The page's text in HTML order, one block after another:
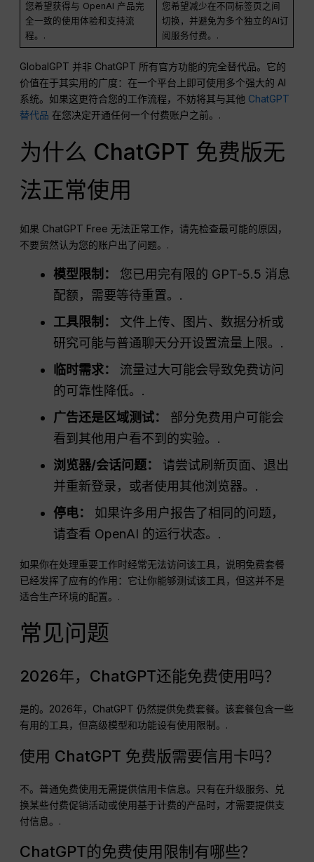
您希望获得与 OpenAI 产品完
全一致的使用体验和支持流
程。.
您希望减少在不同标签页之间
切换，并避免为多个独立的AI订
阅服务付费。.
GlobalGPT 并非 ChatGPT 所有官方功能的完全替代品。它的
价值在于其实用的广度：在一个平台上即可使用多个强大的 AI
系统。如果这更符合您的工作流程，不妨将其与其他 ChatGPT
替代品 在您决定开通任何一个付费账户之前。.
为什么 ChatGPT 免费版无
法正常使用
如果 ChatGPT Free 无法正常工作，请先检查最可能的原因，
不要贸然认为您的账户出了问题。.
模型限制：
您已用完有限的 GPT-5.5 消息
配额，需要等待重置。.
工具限制：
文件上传、图片、数据分析或
研究可能与普通聊天分开设置流量上限。.
临时需求：
流量过大可能会导致免费访问
的可靠性降低。.
广告还是区域测试：
部分免费用户可能会
看到其他用户看不到的实验。.
浏览器/会话问题：
请尝试刷新页面、退出
并重新登录，或者使用其他浏览器。.
停电：
如果许多用户报告了相同的问题，
请查看 OpenAI 的运行状态。.
如果你在处理重要工作时经常无法访问该工具，说明免费套餐
已经发挥了应有的作用：它让你能够测试该工具，但这并不是
适合生产环境的配置。.
常见问题
2026年，ChatGPT还能免费使用吗？
是的。2026年，ChatGPT 仍然提供免费套餐。该套餐包含一些
有用的工具，但高级模型和功能设有使用限制。.
使用 ChatGPT 免费版需要信用卡吗？
不。普通免费使用无需提供信用卡信息。只有在升级服务、兑
换某些付费促销活动或使用基于计费的产品时，才需要提供支
付信息。.
ChatGPT的免费使用限制有哪些？